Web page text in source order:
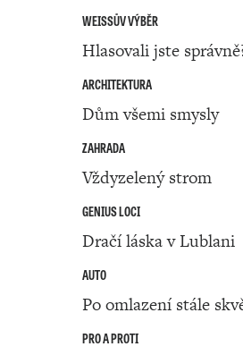
WEISSŮV VÝBĚR
Hlasovali jste
ARCHITEKTURA
Dům všemi smysly
ZAHRADA
Vždyzelený strom
GENIUS LOCI
Dračí láska v Lublani
AUTO
Po omlazení stále
PRO A PROTI